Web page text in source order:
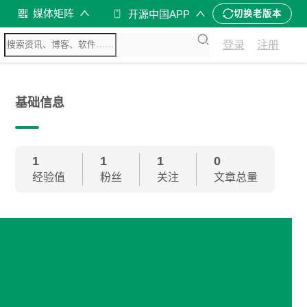
媒体矩阵 开源中国APP 切换老版本
登录 注册
基础信息
1
经验值
1
粉丝
1
关注
0
文章总量